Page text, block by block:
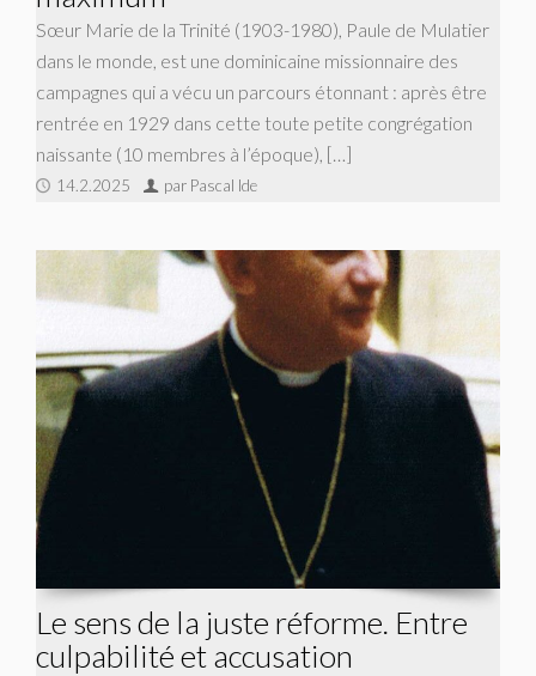
Sœur Marie de la Trinité (1903-1980), Paule de Mulatier
dans le monde, est une dominicaine missionnaire des
campagnes qui a vécu un parcours étonnant : après être
rentrée en 1929 dans cette toute petite congrégation
naissante (10 membres à l’époque), […]
14.2.2025 par Pascal Ide
Le sens de la juste réforme. Entre
culpabilité et accusation